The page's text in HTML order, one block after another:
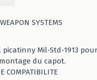
SYSTEMS
picatinny Mil-Std-1913
du capot.
COMPATIBILITE